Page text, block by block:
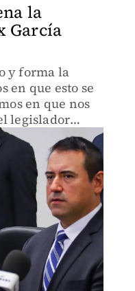
la
García
y forma la
en que esto se
en que nos
legislador